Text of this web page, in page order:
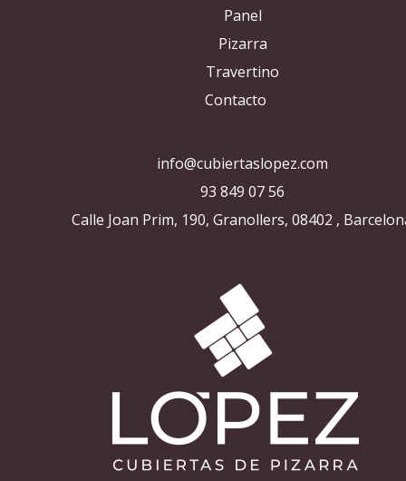
Panel
Pizarra
Travertino
Contacto
info@cubiertaslopez.com
93 849 07 56
Calle Joan Prim, 190, Granollers, 08402 ,